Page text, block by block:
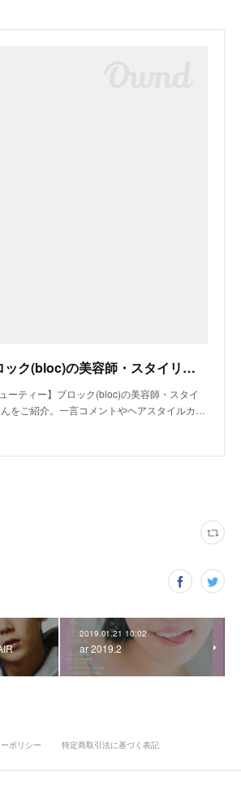
木暮 智大｜ブロック(bloc)の美容師・スタイリスト｜ホットペッパービューティー
ーティー】ブロック(bloc)の美容師・スタイ
をご紹介。一言コメントやヘアスタイルカ…
2019.01.21 10:02
ar 2019.2
ポリシー 特定商取引法に基づく表記